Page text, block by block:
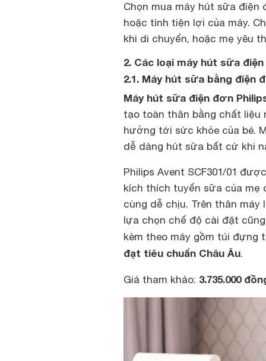
Chọn mua máy hút sữa
hoặc tính tiện lợi của máy.
khi di chuyển, hoặc mẹ yêu
2. Các loại máy hút sữa
2.1. Máy hút sữa bằng điện
Máy hút sữa điện đơn
tạo toàn thân bằng chất liệu
hưởng tới sức khỏe của bé.
dễ dàng hút sữa bất cứ khi
Philips Avent SCF301/01
kích thích tuyến sữa của mẹ
cùng dễ chịu. Trên thân
lựa chọn chế độ cài đặt
kèm theo máy gồm túi đựng
đạt tiêu chuẩn Châu Âu.
Giá tham khảo: 3.735.000